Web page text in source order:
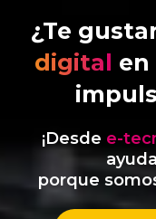
¿Te
digital en
¡Desde e-
porque